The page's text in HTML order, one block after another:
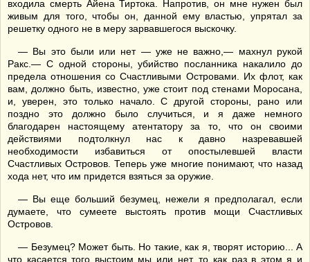
входила смерть Айена Тиртока. Напротив, он мне нужен был
живым для того, чтобы он, данной ему властью, упрятал за
решетку одного не в меру зарвавшегося выскочку.
— Вы это были или нет — уже не важно,— махнул рукой
Ракс.— С одной стороны, убийство посланника накалило до
предела отношения со Счастливыми Островами. Их флот, как
вам, должно быть, известно, уже стоит под стенами Моросана,
и, уверен, это только начало. С другой стороны, рано или
поздно это должно было случиться, и я даже немного
благодарен настоящему атентатору за то, что он своими
действиями подтолкнул нас к давно назревавшей
необходимости избавиться от опостылевшей власти
Счастливых Островов. Теперь уже многие понимают, что назад
хода нет, что им придется взяться за оружие.
— Вы еще больший безумец, нежели я предполагал, если
думаете, что сумеете выстоять против мощи Счастливых
Островов.
— Безумец? Может быть. Но такие, как я, творят историю... А
что касается того выстоим мы или нет, то как раз в этом я и